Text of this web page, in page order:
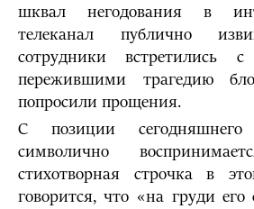
шквал негодования в
телеканал публично
сотрудники встретились с
пережившими трагедию
попросили прощения.
С позиции
символично
стихотворная строчка в
говорится, что «на груди его